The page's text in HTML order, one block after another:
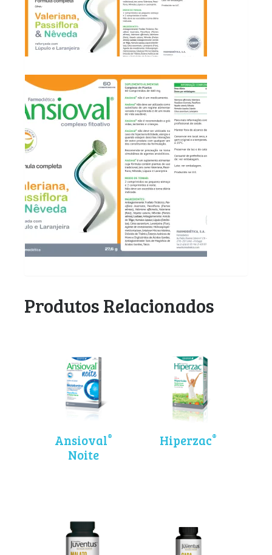
Produtos Relacionados
Ansioval®
Noite
Hiperzac®